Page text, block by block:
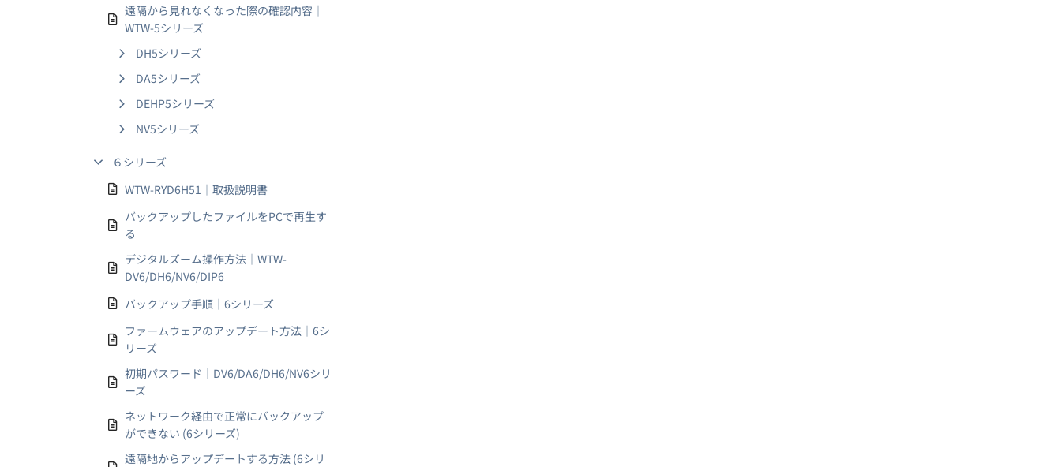
遠隔から見れなくなった際の確認内容｜
WTW-5シリーズ
DH5シリーズ
DA5シリーズ
DEHP5シリーズ
NV5シリーズ
６シリーズ
WTW-RYD6H51｜取扱説明書
バックアップしたファイルをPCで再生す
る
デジタルズーム操作方法｜WTW-
DV6/DH6/NV6/DIP6
バックアップ手順｜6シリーズ
ファームウェアのアップデート方法｜6シ
リーズ
初期パスワード｜DV6/DA6/DH6/NV6シリ
ーズ
ネットワーク経由で正常にバックアップ
ができない (6シリーズ)
遠隔地からアップデートする方法 (6シリ